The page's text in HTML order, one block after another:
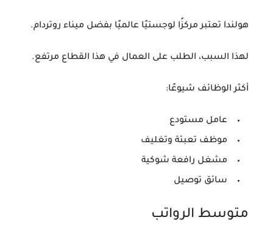
هولندا تعتبر مركزًا لوجستيًا عالميًا بفضل ميناء روتردام.
لهذا السبب، الطلب على العمال في هذا القطاع مرتفع.
أكثر الوظائف شيوعًا:
عامل مستودع
موظف تعبئة وتغليف
مشغل رافعة شوكية
سائق توصيل
متوسط الرواتب